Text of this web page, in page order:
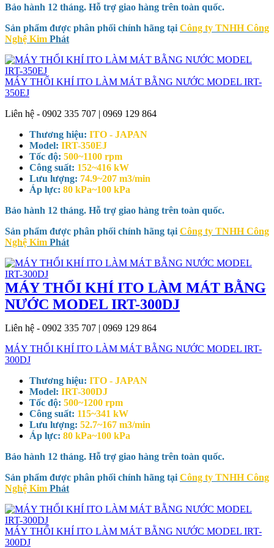
Bảo hành 12 tháng. Hỗ trợ giao hàng trên toàn quốc.
Sản phẩm được phân phối chính hãng tại Công ty TNHH Công
Nghệ Kim Phát
MÁY THỔI KHÍ ITO LÀM MÁT BẰNG NƯỚC MODEL IRT-
350EJ
Liên hệ - 0902 335 707 | 0969 129 864
Thương hiệu: ITO - JAPAN
Model: IRT-350EJ
Tốc độ: 500~1100 rpm
Công suất: 152~416 kW
Lưu lượng: 74.9~207 m3/min
Áp lực: 80 kPa~100 kPa
Bảo hành 12 tháng. Hỗ trợ giao hàng trên toàn quốc.
Sản phẩm được phân phối chính hãng tại Công ty TNHH Công
Nghệ Kim Phát
MÁY THỔI KHÍ ITO LÀM MÁT BẰNG
NƯỚC MODEL IRT-300DJ
Liên hệ - 0902 335 707 | 0969 129 864
MÁY THỔI KHÍ ITO LÀM MÁT BẰNG NƯỚC MODEL IRT-
300DJ
Thương hiệu: ITO - JAPAN
Model: IRT-300DJ
Tốc độ: 500~1200 rpm
Công suất: 115~341 kW
Lưu lượng: 52.7~167 m3/min
Áp lực: 80 kPa~100 kPa
Bảo hành 12 tháng. Hỗ trợ giao hàng trên toàn quốc.
Sản phẩm được phân phối chính hãng tại Công ty TNHH Công
Nghệ Kim Phát
MÁY THỔI KHÍ ITO LÀM MÁT BẰNG NƯỚC MODEL IRT-
300DJ